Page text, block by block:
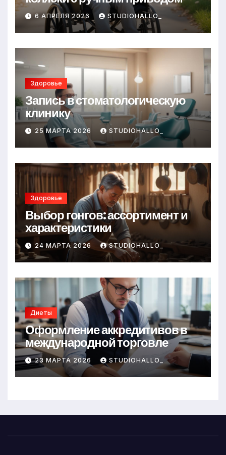
6 АПРЕЛЯ 2026 STUDIOHALLO_
Здоровье
Запись в стоматологическую
клинику
25 МАРТА 2026 STUDIOHALLO_
Здоровье
Выбор гонгов: ассортимент и
характеристики
24 МАРТА 2026 STUDIOHALLO_
Диеты
Оформление аккредитивов в
международной торговле
23 МАРТА 2026 STUDIOHALLO_